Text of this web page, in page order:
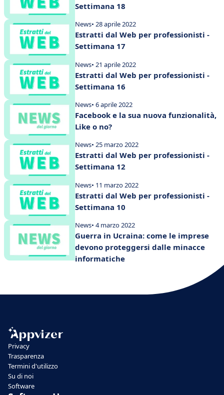
Settimana 18
News• 28 aprile 2022
Estratti dal Web per professionisti -
Settimana 17
News• 21 aprile 2022
Estratti dal Web per professionisti -
Settimana 16
News• 6 aprile 2022
Facebook e la sua nuova funzionalità,
Like o no?
News• 25 marzo 2022
Estratti dal Web per professionisti -
Settimana 12
News• 11 marzo 2022
Estratti dal Web per professionisti -
Settimana 10
News• 4 marzo 2022
Guerra in Ucraina: come le imprese
devono proteggersi dalle minacce
informatiche
Privacy
Trasparenza
Termini d'utilizzo
Su di noi
Software